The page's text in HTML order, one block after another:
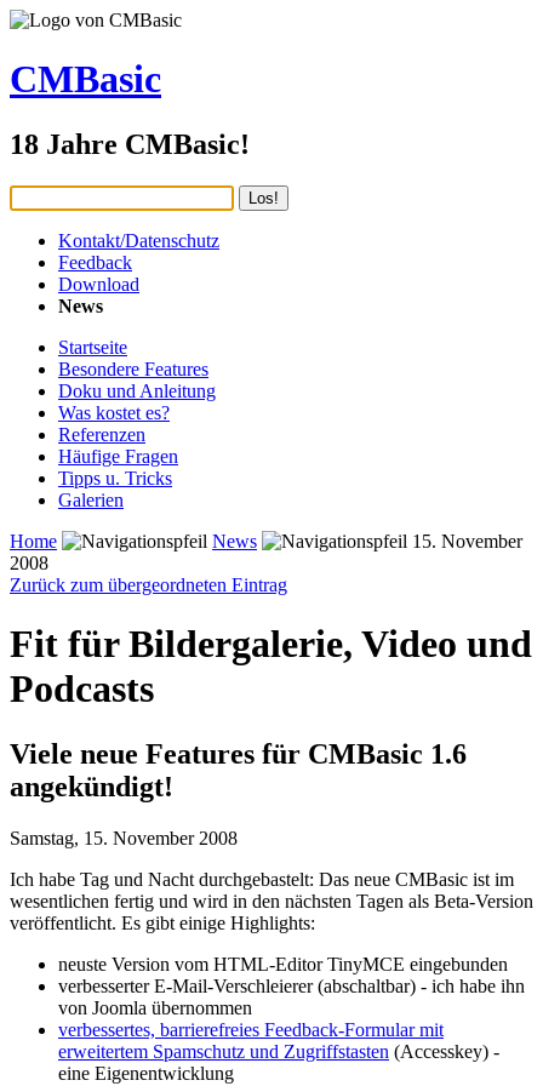
CMBasic
18 Jahre CMBasic!
Kontakt/Datenschutz
Feedback
Download
News
Startseite
Besondere Features
Doku und Anleitung
Was kostet es?
Referenzen
Häufige Fragen
Tipps u. Tricks
Galerien
Home
News
15. November
2008
Zurück zum übergeordneten Eintrag
Fit für Bildergalerie, Video und
Podcasts
Viele neue Features für CMBasic 1.6
angekündigt!
Samstag, 15. November 2008
Ich habe Tag und Nacht durchgebastelt: Das neue CMBasic ist im
wesentlichen fertig und wird in den nächsten Tagen als Beta-Version
veröffentlicht. Es gibt einige Highlights:
neuste Version vom HTML-Editor TinyMCE eingebunden
verbesserter E-Mail-Verschleierer (abschaltbar) - ich habe ihn
von Joomla übernommen
verbessertes, barrierefreies Feedback-Formular mit
erweitertem Spamschutz und Zugriffstasten (Accesskey) -
eine Eigenentwicklung